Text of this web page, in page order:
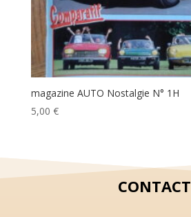
magazine AUTO Nostalgie N° 1H
5,00 €
CONTACT